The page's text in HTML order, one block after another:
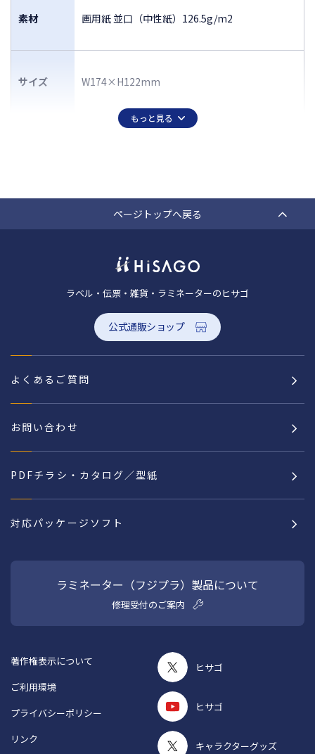
素材 画用紙 並口（中性紙）126.5g/m2
サイズ W174×H122mm
もっと見る
ページトップへ戻る
ラベル・伝票・雑貨・ラミネーターのヒサゴ
公式通販ショップ
よくあるご質問
お問い合わせ
PDFチラシ・カタログ／型紙
対応パッケージソフト
ラミネーター（フジプラ）製品について
修理受付のご案内
ヒサゴ
ヒサゴ
キャラクターグッズ
著作権表示について
ご利用環境
プライバシーポリシー
リンク